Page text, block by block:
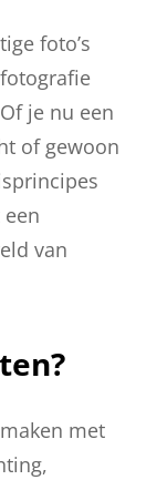
foto’s
je nu een
of gewoon
van
met